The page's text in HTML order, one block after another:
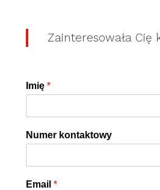
Zainteresowała
Imię *
Numer kontaktowy
Email *